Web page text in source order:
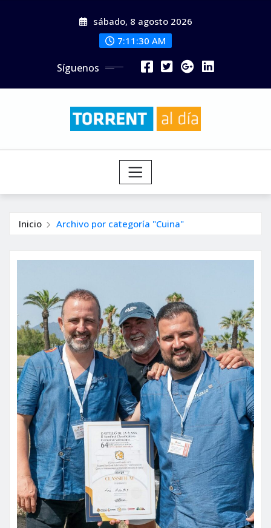
sábado, 8 agosto 2026
7:11:32 AM
Síguenos
Inicio Archivo por categoría "Cuina"